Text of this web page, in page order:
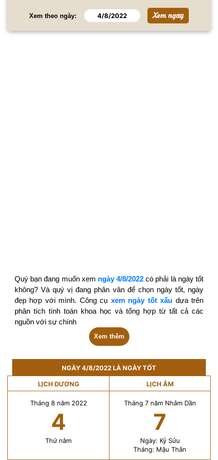
Xem theo ngày:
Quý bạn đang muốn xem ngày 4/8/2022 có phải là ngày tốt
không? Và quý vị đang phân vân để chọn ngày tốt, ngày
đẹp hợp với mình. Công cụ xem ngày tốt xấu dựa trên
phân tích tính toán khoa học và tổng hợp từ tất cả các
nguồn với sự chính
Xem thêm
NGÀY 4/8/2022 LÀ NGÀY TỐT
LỊCH DƯƠNG LỊCH ÂM
Tháng 8 năm 2022
4
Thứ năm
Tháng 7 năm Nhâm Dần
7
Ngày: Kỷ Sửu
Tháng: Mậu Thân